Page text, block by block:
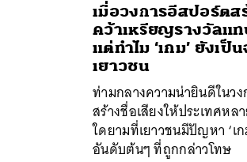
เมื่อวงการอีสปอร์ตส
คว้าเหรียญรางวัลแ
แต่ทำไม ‘เกม’ ยังเ
เยาวชน
ท่ามกลางความน่ายินดีในว
สร้างชื่อเสียงให้ประเทศห
ใดยามที่เยาวชนมีปัญหา ‘เ
อันดับต้นๆ ที่ถูกกล่าวโทษ